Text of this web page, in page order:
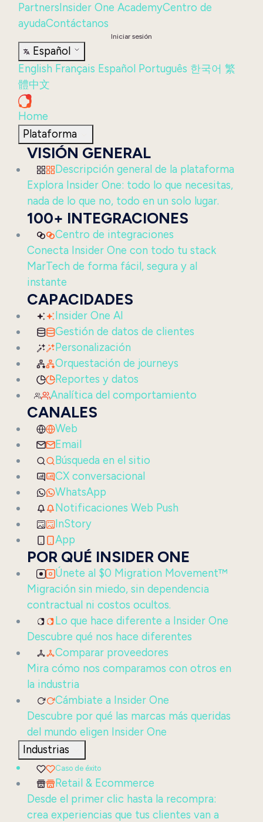
Partners Insider One AcademyCentro de
ayudaContáctanos
Iniciar sesión
Español
English Français Español Português 한국어 繁
體中文
Home
Plataforma
VISIÓN GENERAL
Descripción general de la plataforma
Explora Insider One: todo lo que necesitas,
nada de lo que no, todo en un solo lugar.
100+ INTEGRACIONES
Centro de integraciones
Conecta Insider One con todo tu stack
MarTech de forma fácil, segura y al
instante
CAPACIDADES
Insider One AI
Gestión de datos de clientes
Personalización
Orquestación de journeys
Reportes y datos
Analítica del comportamiento
CANALES
Web
Email
Búsqueda en el sitio
CX conversacional
WhatsApp
Notificaciones Web Push
InStory
App
POR QUÉ INSIDER ONE
Únete al $0 Migration Movement™
Migración sin miedo, sin dependencia
contractual ni costos ocultos.
Lo que hace diferente a Insider One
Descubre qué nos hace diferentes
Comparar proveedores
Mira cómo nos comparamos con otros en
la industria
Cámbiate a Insider One
Descubre por qué las marcas más queridas
del mundo eligen Insider One
Industrias
Caso de éxito
Retail & Ecommerce
Desde el primer clic hasta la recompra:
crea experiencias que tus clientes van a